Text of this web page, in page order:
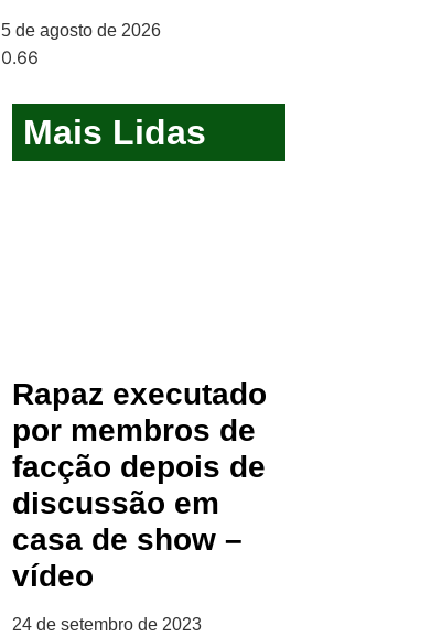
5 de agosto de 2026
Mais Lidas
Rapaz executado
por membros de
facção depois de
discussão em
casa de show –
vídeo
24 de setembro de 2023